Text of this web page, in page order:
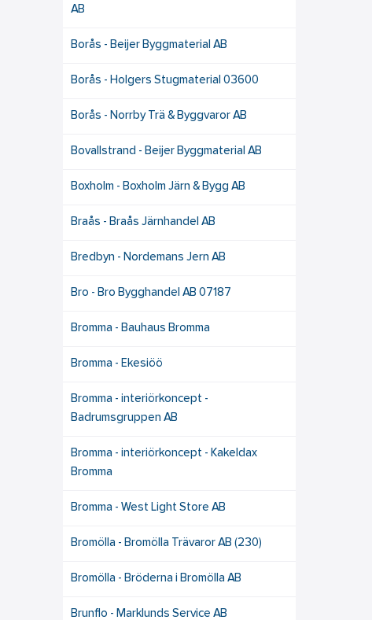
AB
Borås - Beijer Byggmaterial AB
Borås - Holgers Stugmaterial 03600
Borås - Norrby Trä & Byggvaror AB
Bovallstrand - Beijer Byggmaterial AB
Boxholm - Boxholm Järn & Bygg AB
Braås - Braås Järnhandel AB
Bredbyn - Nordemans Jern AB
Bro - Bro Bygghandel AB 07187
Bromma - Bauhaus Bromma
Bromma - Ekesiöö
Bromma - interiörkoncept -
Badrumsgruppen AB
Bromma - interiörkoncept - Kakeldax
Bromma
Bromma - West Light Store AB
Bromölla - Bromölla Trävaror AB (230)
Bromölla - Bröderna i Bromölla AB
Brunflo - Marklunds Service AB